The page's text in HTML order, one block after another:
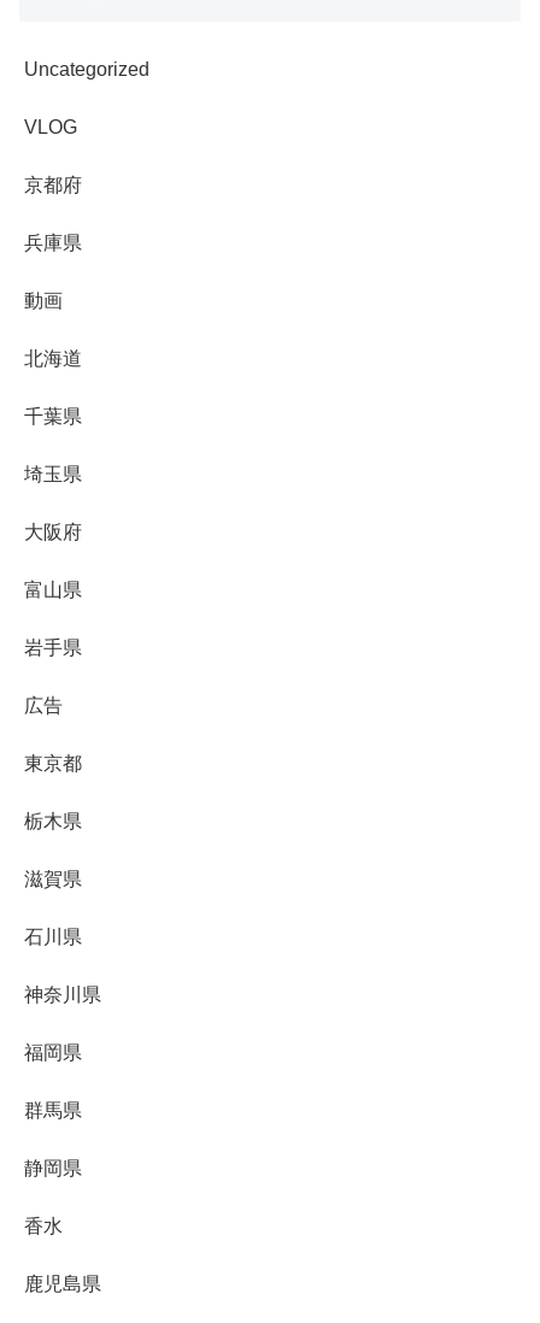
Uncategorized
VLOG
京都府
兵庫県
動画
北海道
千葉県
埼玉県
大阪府
富山県
岩手県
広告
東京都
栃木県
滋賀県
石川県
神奈川県
福岡県
群馬県
静岡県
香水
鹿児島県